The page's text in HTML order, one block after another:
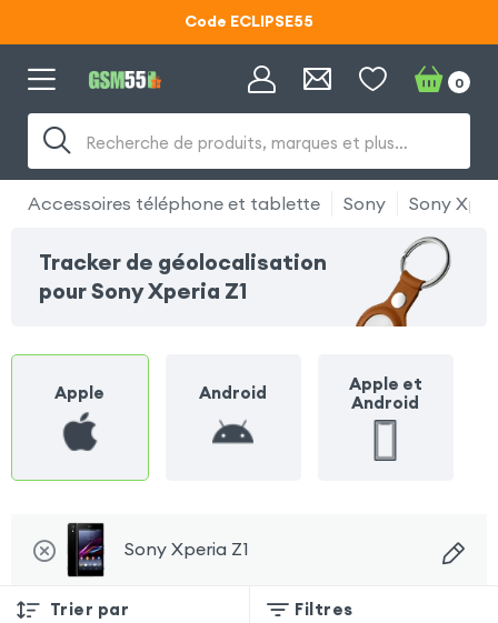
Code ECLIPSE55
Recherche de produits, marques et plus…
0
Accessoires téléphone et tablette Sony Sony
Tracker de géolocalisation
pour Sony Xperia Z1
Apple Android
Apple et
Android
Sony Xperia Z1
Trier par Filtres